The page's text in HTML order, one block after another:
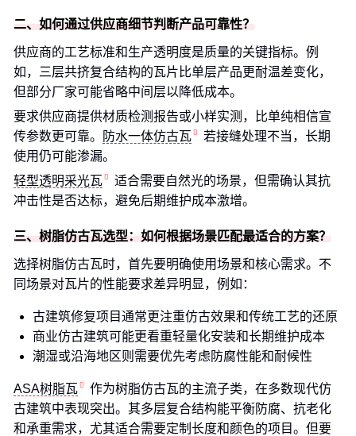
二、如何通过供应商细节判断产品可靠性？
供应商的工艺标准和生产透明度是质量的关键指标。例
如，三层共挤复合结构的瓦片比单层产品更耐温差变化，
但部分厂家可能省略中间层以降低成本。
要求供应商提供材质检测报告或小样实测，比单纯相信宣
传参数更可靠。
防水一体仿古瓦
若接缝处理不当，长期
使用仍可能渗漏。
轻型透明采光瓦
适合需要自然光的场景，但需确认其抗
冲击性是否达标，避免后期维护成本激增。
三、树脂仿古瓦选型：如何根据场景匹配最适合的方案？
选择树脂仿古瓦时，首先要明确使用场景和核心需求。不
同场景对瓦片的性能要求差异明显，例如：
古建筑修复项目通常更注重仿古效果和传统工艺的还原
商业仿古建筑可能更看重轻量化安装和长期维护成本
潮湿或沿海地区则需要优先考虑防腐性能和耐候性
ASA树脂瓦
作为树脂仿古瓦的主流子类，在多数现代仿
古建筑中表现突出。其多层复合结构能平衡防腐、抗老化
和承重需求，尤其适合需要定制长度和颜色的项目。但要